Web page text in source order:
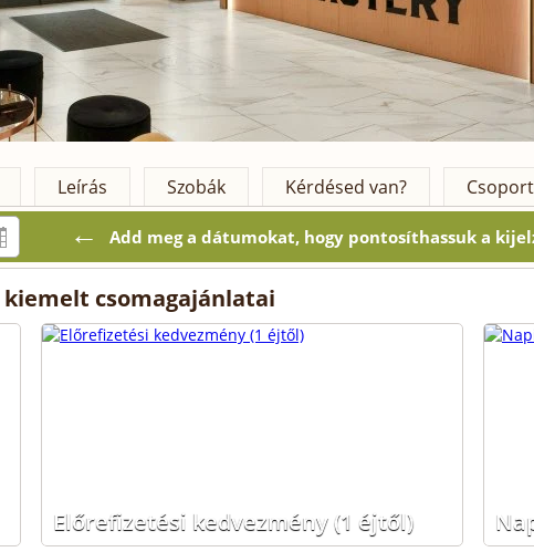
Leírás Szobák Kérdésed van?
← Add meg a dátumokat, hogy pontosíthassuk a
csomagajánlatai
Előrefizetési kedvezmény(1 éjtől)